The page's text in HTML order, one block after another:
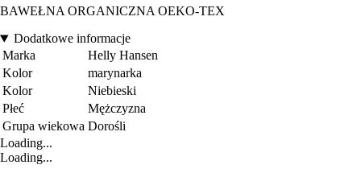
BAWEŁNA ORGANICZNA OEKO-TEX
Dodatkowe informacje
Marka
Helly Hansen
Kolor
marynarka
Kolor
Niebieski
Płeć
Mężczyzna
Grupa wiekowa Dorośli
Loading...
Loading...